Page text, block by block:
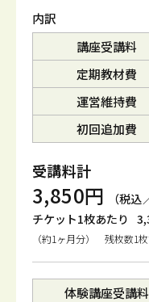
内訳
講座受講料
定期教材費
運営維持費
初回追加費
受講料計
3,850円
（税込
チケット1枚あたり
（約1ヶ月分） 残枚数1
体験講座受講料